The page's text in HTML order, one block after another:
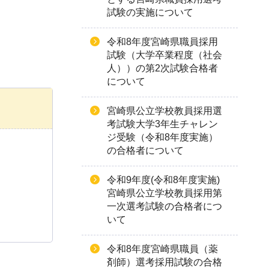
試験の実施について
令和8年度宮崎県職員採用
試験（大学卒業程度（社会
人））の第2次試験合格者
について
宮崎県公立学校教員採用選
考試験大学3年生チャレン
ジ受験（令和8年度実施）
の合格者について
令和9年度(令和8年度実施)
宮崎県公立学校教員採用第
一次選考試験の合格者につ
いて
令和8年度宮崎県職員（薬
剤師）選考採用試験の合格